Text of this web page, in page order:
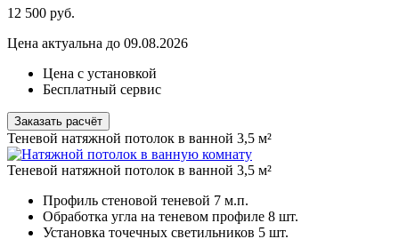
12 500 руб.
Цена актуальна до 09.08.2026
Цена с установкой
Бесплатный сервис
Заказать расчёт
Теневой натяжной потолок в ванной 3,5 м²
Теневой натяжной потолок в ванной 3,5 м²
Профиль стеновой теневой 7 м.п.
Обработка угла на теневом профиле 8 шт.
Установка точечных светильников 5 шт.